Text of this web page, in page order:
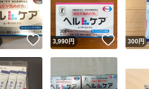
いいね！
3,990円 いいね！
300円